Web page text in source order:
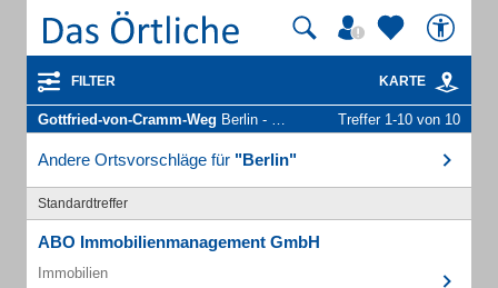
FILTER KARTE
Gottfried-von-Cramm-Weg Berlin - Unternehmen und Personen Treffer 1-10 von 10
Andere Ortsvorschläge für "Berlin"
Standardtreffer
ABO Immobilienmanagement GmbH
Immobilien